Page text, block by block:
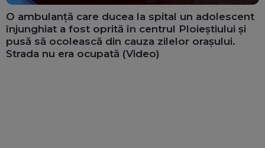
O ambulanță care ducea la spital un adolescent
înjunghiat a fost oprită în centrul Ploieștiului și
pusă să ocolească din cauza zilelor orașului.
Strada nu era ocupată (Video)